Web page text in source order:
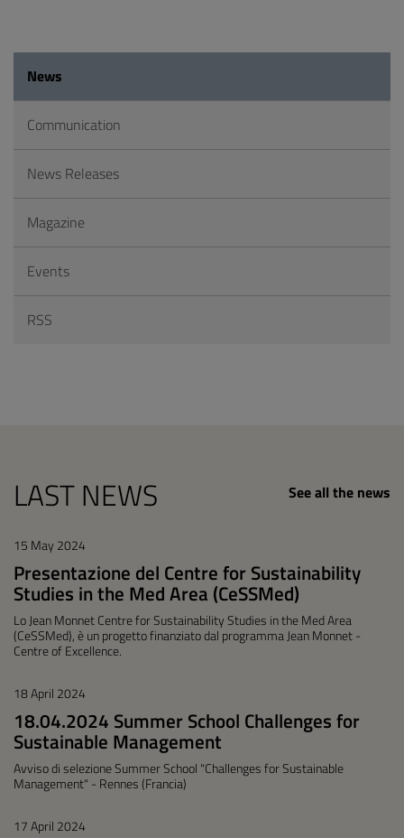
News
Communication
News Releases
Magazine
Events
RSS
LAST NEWS See all the news
15 May 2024
Presentazione del Centre for Sustainability
Studies in the Med Area (CeSSMed)
Lo Jean Monnet Centre for Sustainability Studies in the Med Area
(CeSSMed), è un progetto finanziato dal programma Jean Monnet -
Centre of Excellence.
18 April 2024
18.04.2024 Summer School Challenges for
Sustainable Management
Avviso di selezione Summer School "Challenges for Sustainable
Management" - Rennes (Francia)
17 April 2024